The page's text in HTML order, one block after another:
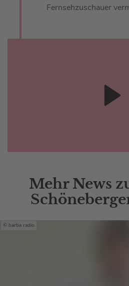
Fernsehzuschauer
Mehr News
barba radio